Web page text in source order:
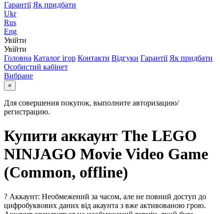
Гарантії Як придбати
Ukr
Rus
Eng
Увійти
Увійти
Головна Каталог ігор Контакти Відгуки Гарантії Як придбати
Особистий кабінет
Вибране
×
Для совершения покупок, выполните авторизацию/
регистрацию.
Купити аккаунт The LEGO
NINJAGO Movie Video Game
(Common, offline)
? Аккаунт: Необмежений за часом, але не повний доступ до
цифробуквових даних від акаунта з вже активованою грою.